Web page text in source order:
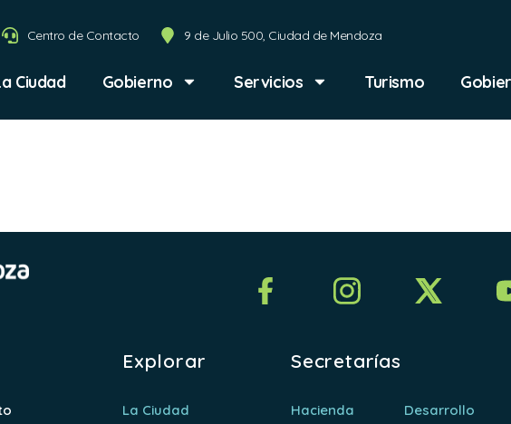
Centro de Contacto 9 de Julio 500, Ciudad de Mendoza
Ciudad Gobierno Servicios Turismo
Explorar
La Ciudad
Secretarías
Hacienda
Desarrollo